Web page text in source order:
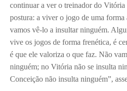
continuar a ver o treinador do Vitória
postura: a viver o jogo de uma forma
vamos vê-lo a insultar ninguém.
vive os jogos de forma frenética, é
é que ele valoriza o que faz. Não
ninguém; no Vitória não se insulta
Conceição não insulta ninguém”,